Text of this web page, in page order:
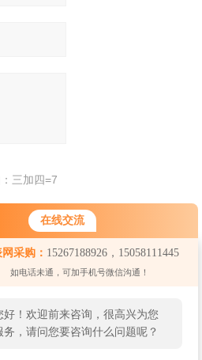
在线交流
采购： 15267188926，15058111445
如电话未通，可加手机号微信沟通！
好！欢迎前来咨询，很高兴为您
务，请问您要咨询什么问题呢？
三加四=7
返回